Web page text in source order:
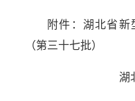
附件：湖北省
（第三十七批）
湖